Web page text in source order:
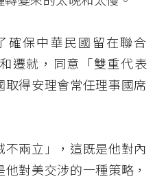
確保中華民國留在聯合
遷就，同意「雙重代表
得安理會常任理事國席
兩立」，這既是他對內
對美交涉的一種策略，